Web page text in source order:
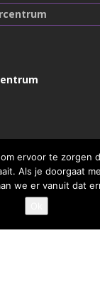
JE SMULSCORE
2)
ons op
ervoor te zorgen
Als je doorgaat
we er vanuit dat